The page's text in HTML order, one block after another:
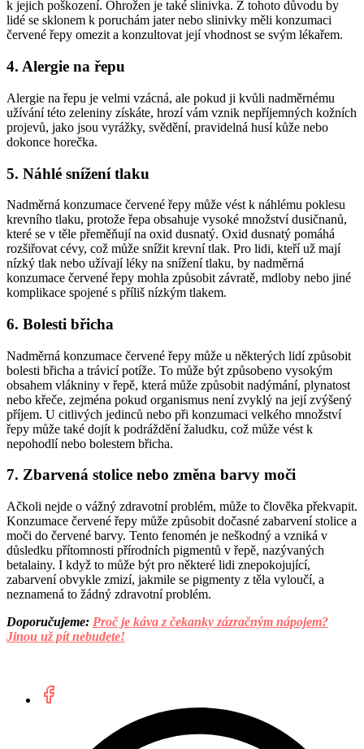
k jejich poškození. Ohrožen je také slinivka. Z tohoto důvodu by
lidé se sklonem k poruchám jater nebo slinivky měli konzumaci
červené řepy omezit a konzultovat její vhodnost se svým lékařem.
4. Alergie na řepu
Alergie na řepu je velmi vzácná, ale pokud ji kvůli nadměrnému
užívání této zeleniny získáte, hrozí vám vznik nepříjemných kožních
projevů, jako jsou vyrážky, svědění, pravidelná husí kůže nebo
dokonce horečka.
5. Náhlé snížení tlaku
Nadměrná konzumace červené řepy může vést k náhlému poklesu
krevního tlaku, protože řepa obsahuje vysoké množství dusičnanů,
které se v těle přeměňují na oxid dusnatý. Oxid dusnatý pomáhá
rozšiřovat cévy, což může snížit krevní tlak. Pro lidi, kteří už mají
nízký tlak nebo užívají léky na snížení tlaku, by nadměrná
konzumace červené řepy mohla způsobit závratě, mdloby nebo jiné
komplikace spojené s příliš nízkým tlakem.
6. Bolesti břicha
Nadměrná konzumace červené řepy může u některých lidí způsobit
bolesti břicha a trávicí potíže. To může být způsobeno vysokým
obsahem vlákniny v řepě, která může způsobit nadýmání, plynatost
nebo křeče, zejména pokud organismus není zvyklý na její zvýšený
příjem. U citlivých jedinců nebo při konzumaci velkého množství
řepy může také dojít k podráždění žaludku, což může vést k
nepohodlí nebo bolestem břicha.
7. Zbarvená stolice nebo změna barvy moči
Ačkoli nejde o vážný zdravotní problém, může to člověka překvapit.
Konzumace červené řepy může způsobit dočasné zabarvení stolice a
moči do červené barvy. Tento fenomén je neškodný a vzniká v
důsledku přítomnosti přírodních pigmentů v řepě, nazývaných
betalainy. I když to může být pro některé lidi znepokojující,
zabarvení obvykle zmizí, jakmile se pigmenty z těla vyloučí, a
neznamená to žádný zdravotní problém.
Doporučujeme: Proč je káva z čekanky zázračným nápojem?
Jinou už pít nebudete!